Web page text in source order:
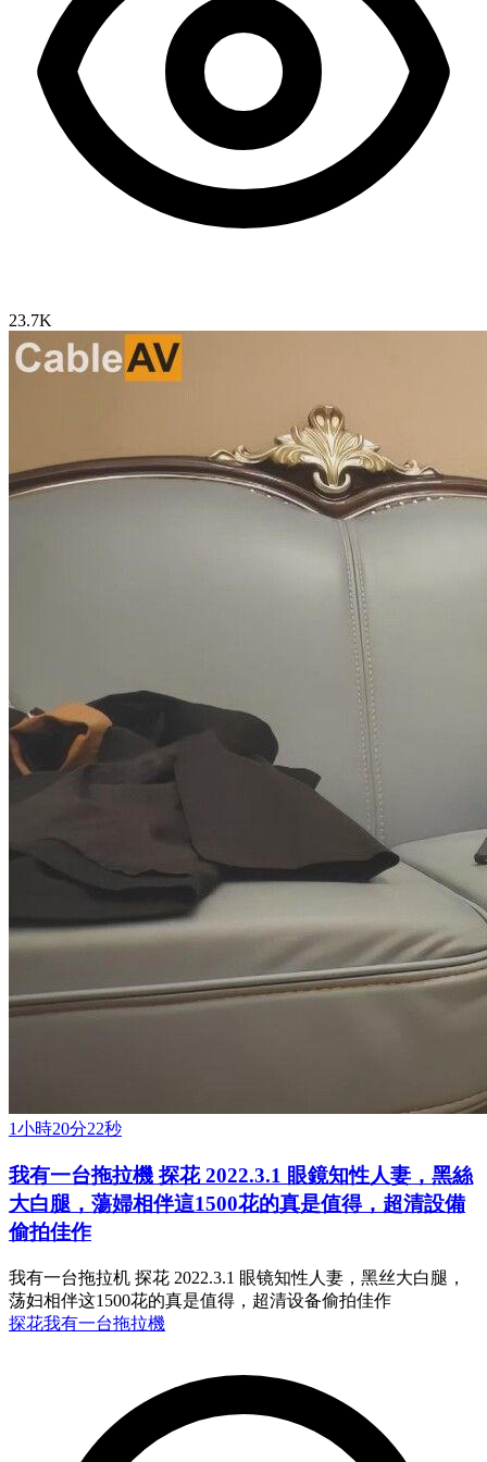
23.7K
1小時20分22秒
我有一台拖拉機 探花 2022.3.1 眼鏡知性人妻，黑絲
大白腿，蕩婦相伴這1500花的真是值得，超清設備
偷拍佳作
我有一台拖拉机 探花 2022.3.1 眼镜知性人妻，黑丝大白腿，
荡妇相伴这1500花的真是值得，超清设备偷拍佳作
探花我有一台拖拉機